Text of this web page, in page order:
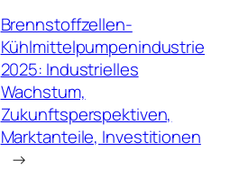
Brennstoffzellen-
Kühlmittelpumpenindustrie
2025: Industrielles
Wachstum,
Zukunftsperspektiven,
Marktanteile, Investitionen
→